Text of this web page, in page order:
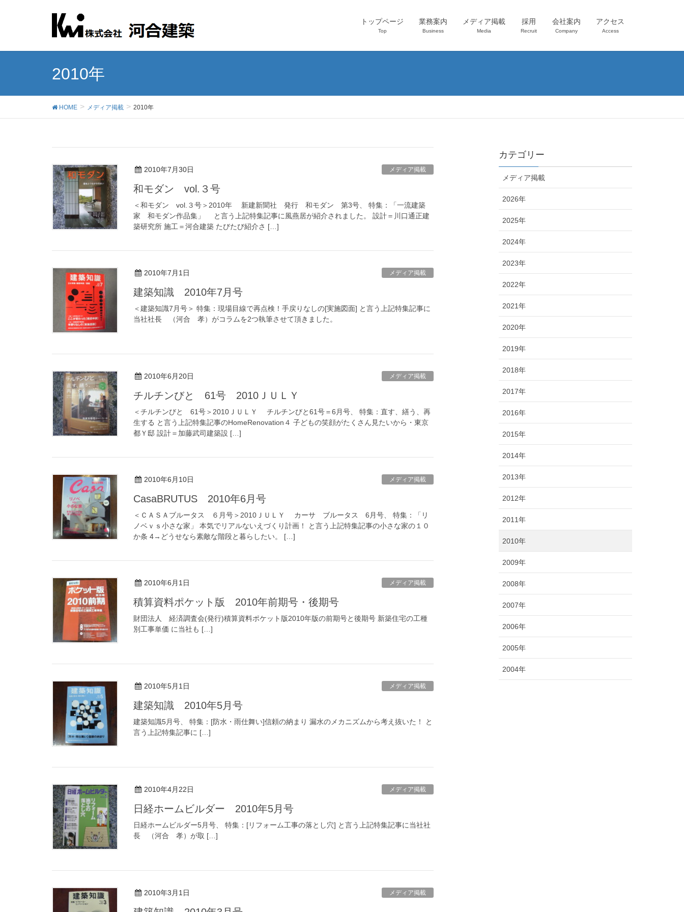
トップページ
Top
業務案内
Business
メディア掲載
Media
採用
Recruit
会社案内
Company
アクセス
Access
2010年
HOME メディア掲載 2010年
2010年7月30日 メディア掲載
和モダン vol.３号
＜和モダン vol.３号＞2010年 新建新聞社 発行 和モダン 第3号、 特集：「一流建築
家 和モダン作品集」 と言う上記特集記事に風燕居が紹介されました。 設計＝川口通正建
築研究所 施工＝河合建築 たびたび紹介さ […]
2010年7月1日 メディア掲載
建築知識 2010年7月号
＜建築知識7月号＞ 特集：現場目線で再点検！手戻りなしの[実施図面] と言う上記特集記事に
当社社長 （河合 孝）がコラムを2つ執筆させて頂きました。
2010年6月20日 メディア掲載
チルチンびと 61号 2010ＪＵＬＹ
＜チルチンびと 61号＞2010ＪＵＬＹ チルチンびと61号＝6月号、 特集：直す、繕う、再
生する と言う上記特集記事のHomeRenovation４ 子どもの笑顔がたくさん見たいから・東京
都Ｙ邸 設計＝加藤武司建築設 […]
2010年6月10日 メディア掲載
CasaBRUTUS 2010年6月号
＜ＣＡＳＡブルータス ６月号＞2010ＪＵＬＹ カーサ ブルータス 6月号、 特集：「リ
ノベｖｓ小さな家」 本気でリアルないえづくり計画！ と言う上記特集記事の小さな家の１０
か条 4→どうせなら素敵な階段と暮らしたい。 […]
2010年6月1日 メディア掲載
積算資料ポケット版 2010年前期号・後期号
財団法人 経済調査会(発行)積算資料ポケット版2010年版の前期号と後期号 新築住宅の工種
別工事単価 に当社も […]
2010年5月1日 メディア掲載
建築知識 2010年5月号
建築知識5月号、 特集：[防水・雨仕舞い]信頼の納まり 漏水のメカニズムから考え抜いた！ と
言う上記特集記事に […]
2010年4月22日 メディア掲載
日経ホームビルダー 2010年5月号
日経ホームビルダー5月号、 特集：[リフォーム工事の落とし穴] と言う上記特集記事に当社社
長 （河合 孝）が取 […]
2010年3月1日 メディア掲載
カテゴリー
メディア掲載
2026年
2025年
2024年
2023年
2022年
2021年
2020年
2019年
2018年
2017年
2016年
2015年
2014年
2013年
2012年
2011年
2010年
2009年
2008年
2007年
2006年
2005年
2004年